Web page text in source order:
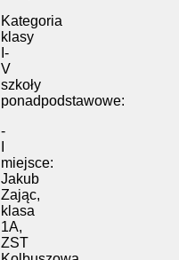
Kategoria
klasy
I-
V
szkoły
ponadpodstawowe:
-
miejsce:
Jakub
Zając,
klasa
1A,
ZST